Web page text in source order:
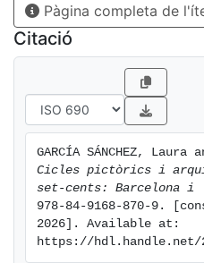
cents situa en l’època i
d’artistes i obres que
culturals, religioses i
Pàgina completa de
Citació
Cicles pictòrics i
set-cents: Barcelona i
978-84-9168-870-9.
2026]. Available at:
https://hdl.handle.net/